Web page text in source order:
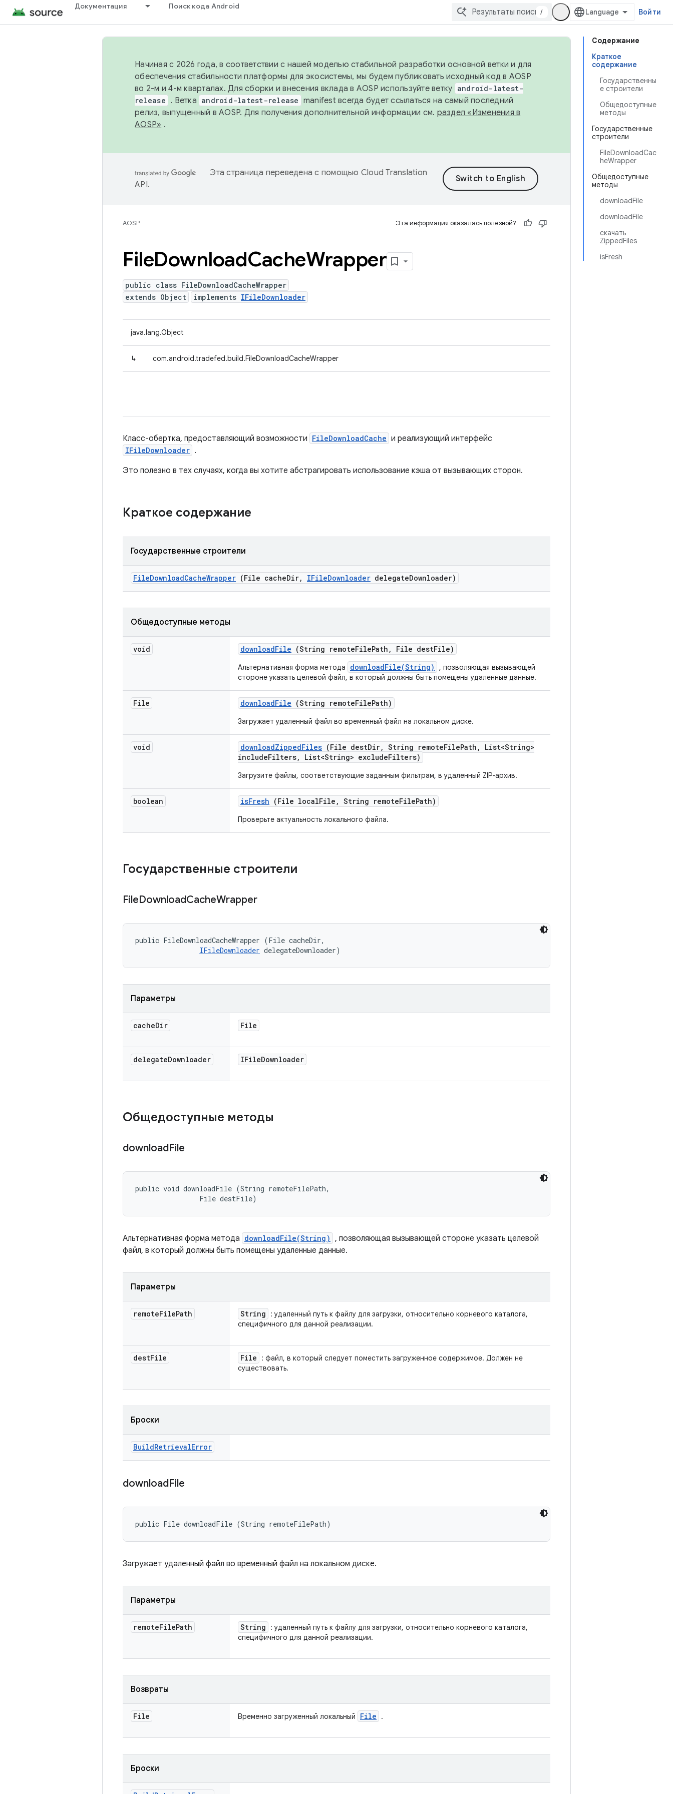
Документация Поиск кода Android
/ Войти
Содержание
Краткое
содержание
Государственны
е строители
Общедоступные
методы
Государственные
строители
FileDownloadCac
heWrapper
Общедоступные
методы
downloadFile
downloadFile
скачать
ZippedFiles
isFresh
Начиная с 2026 года, в соответствии с нашей моделью стабильной разработки основной ветки и для
обеспечения стабильности платформы для экосистемы, мы будем публиковать исходный код в AOSP
во 2-м и 4-м кварталах. Для сборки и внесения вклада в AOSP используйте ветку android-latest-
release . Ветка android-latest-release manifest всегда будет ссылаться на самый последний
релиз, выпущенный в AOSP. Для получения дополнительной информации см. раздел «Изменения в
AOSP» .
Эта страница переведена с помощью Cloud Translation
API.
AOSP Эта информация оказалась полезной?
FileDownloadCacheWrapper
public class FileDownloadCacheWrapper
extends Object
implements IFileDownloader
java.lang.Object
↳ com.android.tradefed.build.FileDownloadCacheWrapper
Класс-обертка, предоставляющий возможности FileDownloadCache и реализующий интерфейс
IFileDownloader .
Это полезно в тех случаях, когда вы хотите абстрагировать использование кэша от вызывающих сторон.
Краткое содержание
Государственные строители
FileDownloadCacheWrapper (File cacheDir, IFileDownloader delegateDownloader)
Общедоступные методы
void downloadFile (String remoteFilePath , File destFile)
Альтернативная форма метода downloadFile(String)
, позволяющая вызывающей
стороне указать целевой файл, в который должны быть помещены удаленные данные.
File downloadFile (String remoteFilePath)
Загружает удаленный файл во временный файл на локальном диске.
void downloadZippedFiles (File destDir, String remoteFilePath ,
List<String>
includeFilters, List<String> excludeFilters)
Загрузите файлы, соответствующие заданным фильтрам, в удаленный ZIP-архив.
boolean isFresh (File localFile , String remoteFilePath)
Проверьте актуальность локального файла.
Государственные строители
FileDownloadCacheWrapper
public FileDownloadCacheWrapper (File cacheDir,
IFileDownloader delegateDownloader)
Параметры
cacheDir File
delegateDownloader IFileDownloader
Общедоступные методы
downloadFile
public void downloadFile (String remoteFilePath,
                File destFile)
Альтернативная форма метода downloadFile(String) , позволяющая вызывающей стороне указать целевой
файл, в который должны быть помещены удаленные данные.
Параметры
remoteFilePath String
: удаленный путь к файлу для загрузки, относительно корневого каталога,
специфичного для данной реализации.
destFile File
: файл, в который следует поместить загруженное содержимое. Должен не
существовать.
Броски
BuildRetrievalError
downloadFile
public File downloadFile (String remoteFilePath)
Загружает удаленный файл во временный файл на локальном диске.
Параметры
remoteFilePath String
: удаленный путь к файлу для загрузки, относительно корневого каталога,
специфичного для данной реализации.
Возвраты
File Временно загруженный локальный File .
Броски